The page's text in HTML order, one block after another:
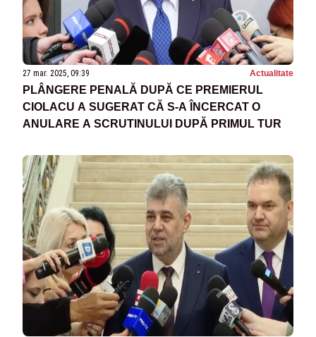
27 mar. 2025, 09:39 Actualitate
PLÂNGERE PENALĂ DUPĂ CE PREMIERUL
CIOLACU A SUGERAT CĂ S-A ÎNCERCAT O
ANULARE A SCRUTINULUI DUPĂ PRIMUL TUR